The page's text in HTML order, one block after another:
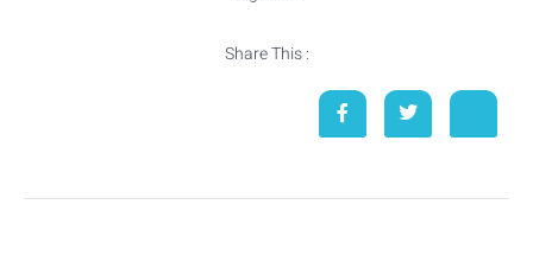
Share This :